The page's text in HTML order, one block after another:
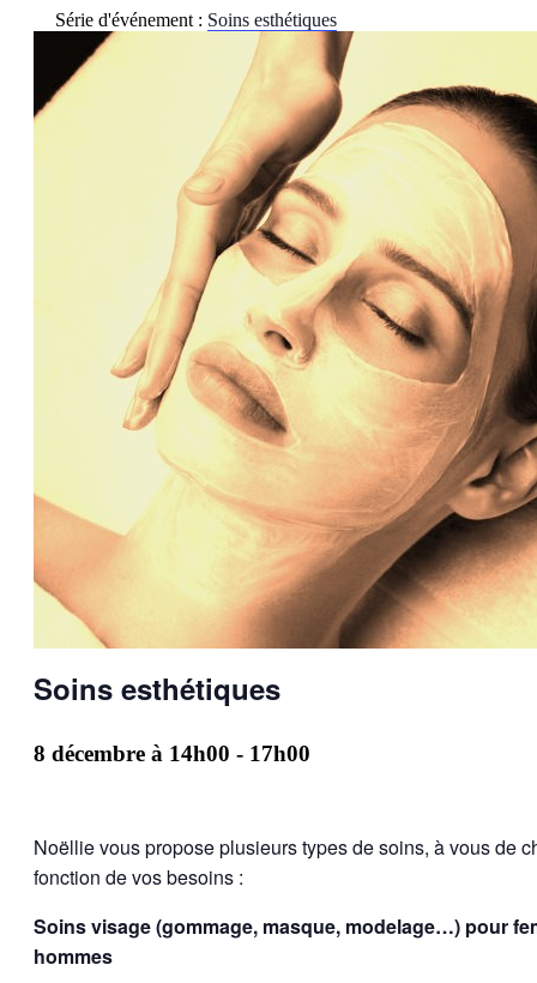
Série d'événement : Soins esthétiques
Soins esthétiques
8 décembre à 14h00 - 17h00
Noëllie vous propose plusieurs types de soins, à vous de
fonction de vos besoins :
Soins visage (gommage, masque, modelage…) pour
hommes